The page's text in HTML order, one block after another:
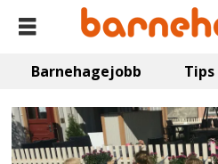
Barnehagejobb Tips